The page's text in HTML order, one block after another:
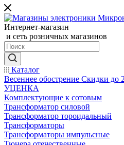
Интернет-магазин
и сеть розничных магазинов
Каталог
Весеннее обострение Скидки до
УЦЕНКА
Комплектующие к сотовым
Трансформатор силовой
Трансформатор тороидальный
Трансформаторы
Трансформаторы импульсные